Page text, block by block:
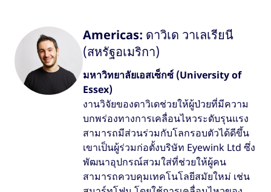
มหาวิทยาลัยเอสเซ็กซ์ (University of
Essex)
งานวิจัยของดาวิเดช่วยให้ผู้ป่วยที่มีความ
บกพร่องทางการเคลื่อนไหวระดับรุนแรง
สามารถมีส่วนร่วมกับโลกรอบตัวได้ดีขึ้น
เขาเป็นผู้ร่วมก่อตั้งบริษัท Eyewink Ltd ซึ่ง
พัฒนาอุปกรณ์สวมใส่ที่ช่วยให้ผู้คน
สามารถควบคุมเทคโนโลยีสมัยใหม่ เช่น
Americas: ดาวิเด วาเลเรียนี
(สหรัฐอเมริกา)